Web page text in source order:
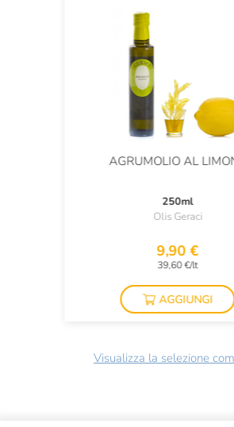
AGRUMOLIO AL
250ml
Olis Geraci
9,90 €
39,60 €/lt
AGGIUNGI
Visualizza la selezione